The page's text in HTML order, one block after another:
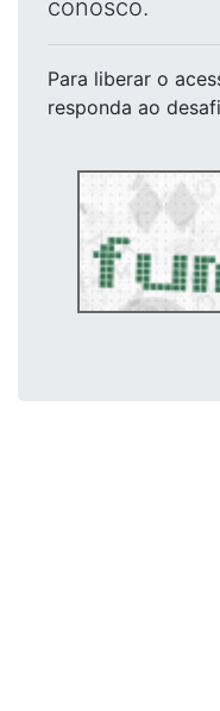
conosco.
Para liberar o
responda ao